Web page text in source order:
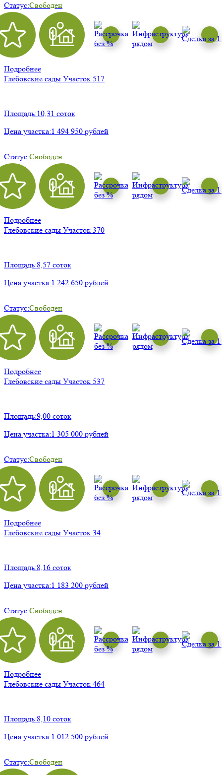
Статус:Свободен
Подробнее
Глебовские сады Участок 517
Площадь:10,31 соток
Цена участка:1 494 950 рублей
Статус:Свободен
Подробнее
Глебовские сады Участок 370
Площадь:8,57 соток
Цена участка:1 242 650 рублей
Статус:Свободен
Подробнее
Глебовские сады Участок 537
Площадь:9,00 соток
Цена участка:1 305 000 рублей
Статус:Свободен
Подробнее
Глебовские сады Участок 34
Площадь:8,16 соток
Цена участка:1 183 200 рублей
Статус:Свободен
Подробнее
Глебовские сады Участок 464
Площадь:8,10 соток
Цена участка:1 012 500 рублей
Статус:Свободен